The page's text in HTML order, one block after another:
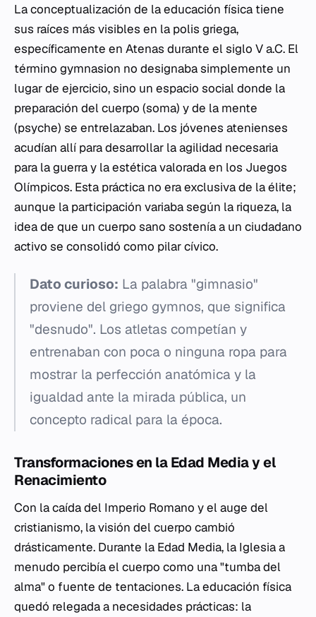
La conceptualización de la educación física tiene
sus raíces más visibles en la polis griega,
específicamente en Atenas durante el siglo V a.C. El
término gymnasion no designaba simplemente un
lugar de ejercicio, sino un espacio social donde la
preparación del cuerpo (soma) y de la mente
(psyche) se entrelazaban. Los jóvenes atenienses
acudían allí para desarrollar la agilidad necesaria
para la guerra y la estética valorada en los Juegos
Olímpicos. Esta práctica no era exclusiva de la élite;
aunque la participación variaba según la riqueza, la
idea de que un cuerpo sano sostenía a un ciudadano
activo se consolidó como pilar cívico.
Dato curioso: La palabra "gimnasio"
proviene del griego gymnos, que significa
"desnudo". Los atletas competían y
entrenaban con poca o ninguna ropa para
mostrar la perfección anatómica y la
igualdad ante la mirada pública, un
concepto radical para la época.
Transformaciones en la Edad Media y el
Renacimiento
Con la caída del Imperio Romano y el auge del
cristianismo, la visión del cuerpo cambió
drásticamente. Durante la Edad Media, la Iglesia a
menudo percibía el cuerpo como una "tumba del
alma" o fuente de tentaciones. La educación física
quedó relegada a necesidades prácticas: la